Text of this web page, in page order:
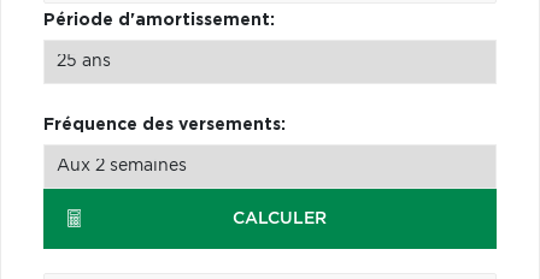
Période d'amortissement:
Fréquence des versements:
CALCULER